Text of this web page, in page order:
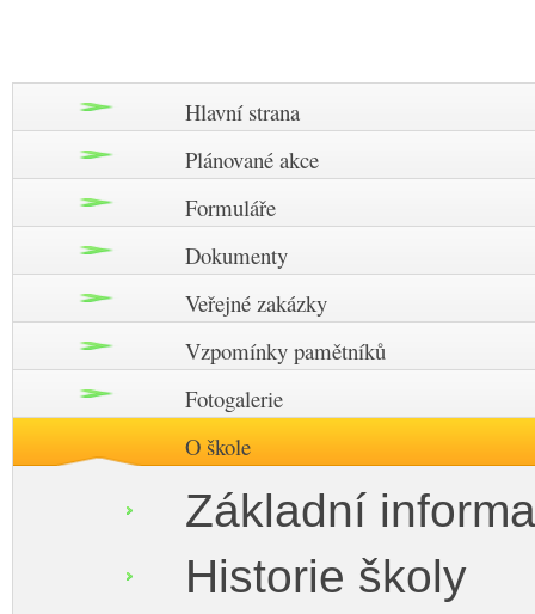
Hlavní strana
Plánované akce
Formuláře
Dokumenty
Veřejné zakázky
Vzpomínky pamětníků
Fotogalerie
O škole
Základní
Historie školy